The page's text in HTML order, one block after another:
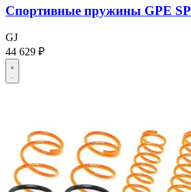
Спортивные пружины GPE SP
GJ
44 629 ₽